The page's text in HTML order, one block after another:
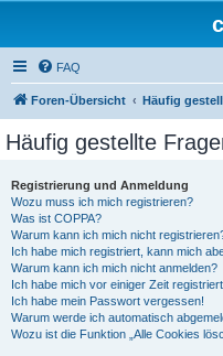
FAQ
Foren-Übersicht Häufig
Häufig gestellte
Registrierung und Anmeldung
Wozu muss ich mich registrieren?
Was ist COPPA?
Warum kann ich mich nicht
Ich habe mich registriert, kann mich
Warum kann ich mich nicht anmelden?
Ich habe mich vor einiger Zeit
Ich habe mein Passwort vergessen!
Warum werde ich automatisch
Wozu ist die Funktion „Alle Cookies